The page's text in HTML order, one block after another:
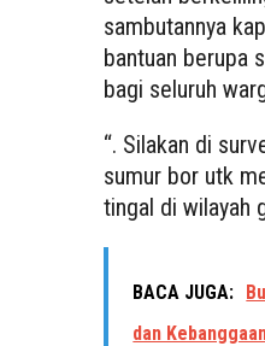
sambutannya
bantuan berupa
bagi seluruh
“. Silakan di
sumur bor utk
tingal di wilayah
BACA JUGA:
dan